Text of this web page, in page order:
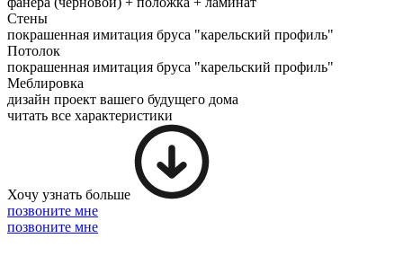
Стены
покрашенная имитация бруса "карельский профиль"
Потолок
покрашенная имитация бруса "карельский профиль"
Меблировка
дизайн проект вашего будущего дома
читать все характеристики
Хочу узнать больше
позвоните мне
позвоните мне